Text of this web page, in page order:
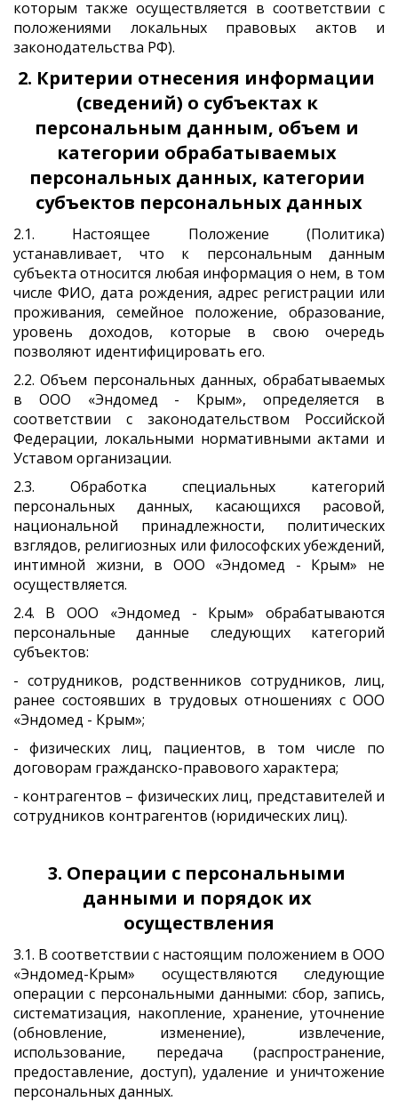
которым также осуществляется в соответствии с
положениями локальных правовых актов и
законодательства РФ).
2. Критерии отнесения информации
(сведений) о субъектах к
персональным данным, объем и
категории обрабатываемых
персональных данных, категории
субъектов персональных данных
2.1. Настоящее Положение (Политика)
устанавливает, что к персональным данным
субъекта относится любая информация о нем, в том
числе ФИО, дата рождения, адрес регистрации или
проживания, семейное положение, образование,
уровень доходов, которые в свою очередь
позволяют идентифицировать его.
2.2. Объем персональных данных, обрабатываемых
в ООО «Эндомед - Крым», определяется в
соответствии с законодательством Российской
Федерации, локальными нормативными актами и
Уставом организации.
2.3. Обработка специальных категорий
персональных данных, касающихся расовой,
национальной принадлежности, политических
взглядов, религиозных или философских убеждений,
интимной жизни, в ООО «Эндомед - Крым» не
осуществляется.
2.4. В ООО «Эндомед - Крым» обрабатываются
персональные данные следующих категорий
субъектов:
- сотрудников, родственников сотрудников, лиц,
ранее состоявших в трудовых отношениях с ООО
«Эндомед - Крым»;
- физических лиц, пациентов, в том числе по
договорам гражданско-правового характера;
- контрагентов – физических лиц, представителей и
сотрудников контрагентов (юридических лиц).
3. Операции с персональными
данными и порядок их
осуществления
3.1. В соответствии с настоящим положением в ООО
«Эндомед-Крым» осуществляются следующие
операции с персональными данными: сбор, запись,
систематизация, накопление, хранение, уточнение
(обновление, изменение), извлечение,
использование, передача (распространение,
предоставление, доступ), удаление и уничтожение
персональных данных.